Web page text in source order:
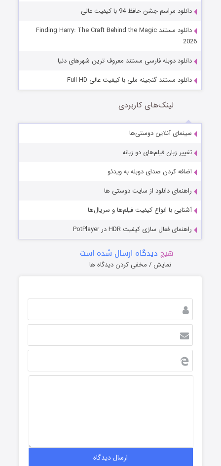
دانلود مراسم جشن حافظ 94 با کیفیت عالی
دانلود مستند Finding Harry: The Craft Behind the Magic
2026
دانلود دوبله فارسی مستند معروف ترین شهرهای دنیا
دانلود مستند گنجینه ملی با کیفیت عالی Full HD
لینک‌های کاربردی
سینمای آنلاین دوستی‌ها
تغییر زبان فیلم‌های دو زبانه
اضافه کردن صدای دوبله به ویدئو
راهنمای دانلود از سایت دوستی ها
آشنایی با انواع کیفیت فیلم‌ها و سریال‌ها
راهنمای فعال سازی کیفیت HDR در PotPlayer
هیچ دیدگاه ارسال شده است
نمایش / مخفی کردن دیدگاه ها